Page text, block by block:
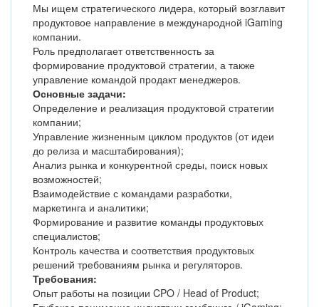
Мы ищем стратегического лидера, который возглавит
продуктовое направление в международной iGaming
компании.
Роль предполагает ответственность за
формирование продуктовой стратегии, а также
управление командой продакт менеджеров.
Основные задачи:
Определение и реализация продуктовой стратегии
компании;
Управление жизненным циклом продуктов (от идеи
до релиза и масштабирования);
Анализ рынка и конкурентной среды, поиск новых
возможностей;
Взаимодействие с командами разработки,
маркетинга и аналитики;
Формирование и развитие команды продуктовых
специалистов;
Контроль качества и соответствия продуктовых
решений требованиям рынка и регуляторов.
Требования:
Опыт работы на позиции CPO / Head of Product;